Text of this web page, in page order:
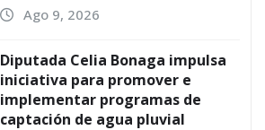
Ago 9, 2026
Diputada Celia Bonaga impulsa
iniciativa para promover e
implementar programas de
captación de agua pluvial